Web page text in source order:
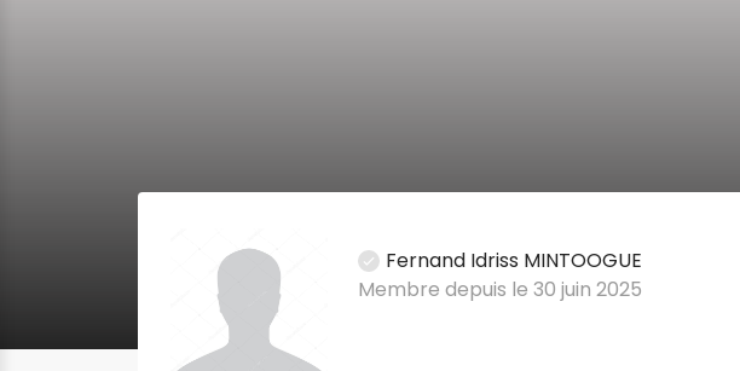
Fernand Idriss MINTOOGUE
Membre depuis le 30 juin 2025